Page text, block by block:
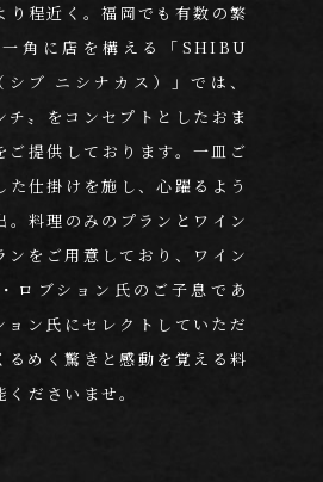
り程近く。福岡でも有数の繁
角に店を構える
「SHIBU
ブ ニシナカス）」では、
チ〟をコンセプトとしたおま
ご提供しております。一皿ご
た仕掛けを施し、心躍るよう
料理のみのプランとワイン
をご用意しており、 ワイン
ロブション氏のご子息であ
ョン氏にセレクトしていただ
るめく驚きと感動を覚える料
ださいませ。